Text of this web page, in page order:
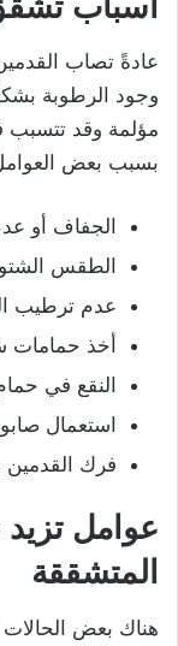
عادةً تصاب
وجود الرطوبة
مؤلمة وقد تتسبب
بسبب بعض
الجفاف أو
الطقس
عدم ترطيب
أخذ حمامات
النقع في
استعمال
فرك
عوامل تزيد
المتشققة
هناك بعض